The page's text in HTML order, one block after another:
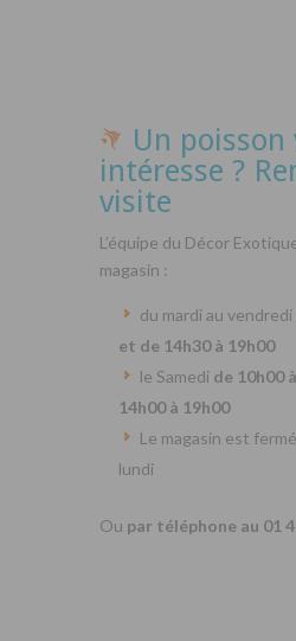
Un poisson
intéresse ?
visite
L’équipe du Décor
magasin :
du mardi au vendredi
et de 14h30 à 19h00
le Samedi de 10h00
14h00 à 19h00
Le magasin est
lundi
Ou par téléphone au 01